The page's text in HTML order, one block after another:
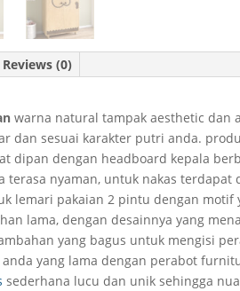
Reviews (0)
warna natural tampak aesthetic dan
dan sesuai karakter putri anda.
dipan dengan headboard kepala
nyaman, untuk nakas
lemari pakaian 2 pintu dengan
lama, dengan desainnya yang
yang bagus untuk mengisi
yang lama dengan perabot
sederhana lucu dan unik sehingga